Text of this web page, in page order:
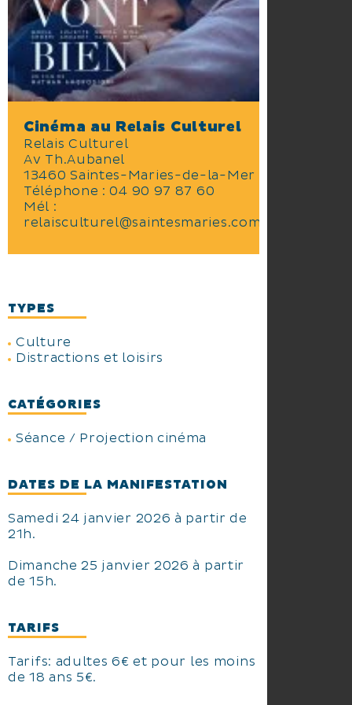
Cinéma au Relais Culturel
Relais Culturel
Av Th.Aubanel
13460 Saintes-Maries-de-la-Mer
Téléphone :04 90 97 87 60
Mél :
relaisculturel@saintesmaries.com
TYPES
Culture
Distractions et loisirs
CATÉGORIES
Séance / Projection cinéma
DATES DE LA MANIFESTATION
Samedi 24 janvier 2026 à partir de
21h.
Dimanche 25 janvier 2026 à partir
de 15h.
TARIFS
Tarifs: adultes 6€ et pour les moins
de 18 ans 5€.